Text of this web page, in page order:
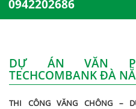
0942202686
DỰ ÁN VĂN
TECHCOMBANK ĐÀ
THI CÔNG VĂNG CHÔNG –